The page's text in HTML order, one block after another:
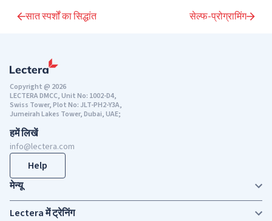
सात स्पर्शों का सिद्धांत सेल्फ-प्रोग्रामिंग
Copyright @ 2026
LECTERA DMCC, Unit No: 1002-D4,
Swiss Tower, Plot No: JLT-PH2-Y3A,
Jumeirah Lakes Tower, Dubai, UAE;
हमें लिखें
info@lectera.com
Help
मेन्यू
Lectera में ट्रेनिंग